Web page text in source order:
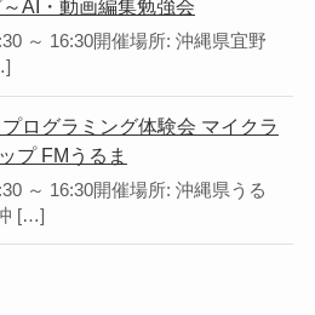
AI・動画編集勉強会
～ 16:30開催場所: 沖縄県宜野
ログラミング体験会 マイクラ
プ FMうるま
～ 16:30開催場所: 沖縄県うる
[…]